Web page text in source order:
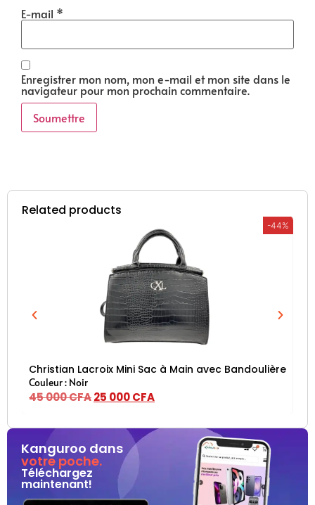
E-mail *
Enregistrer mon nom, mon e-mail et mon site dans le
navigateur pour mon prochain commentaire.
Related products
-44%
Christian Lacroix Mini Sac à Main avec Bandoulière –
Couleur : Noir
45 000CFA25 000CFA
Kanguroo dans
votre poche.
Téléchargez
maintenant!